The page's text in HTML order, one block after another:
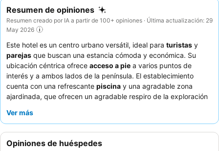
Resumen de opiniones
Resumen creado por IA a partir de 100+ opiniones · Última actualización: 29
May 2026
Este hotel es un centro urbano versátil, ideal para turistas y
parejas que buscan una estancia cómoda y económica. Su
ubicación céntrica ofrece acceso a pie a varios puntos de
interés y a ambos lados de la península. El establecimiento
cuenta con una refrescante piscina y una agradable zona
ajardinada, que ofrecen un agradable respiro de la exploración
personal atento y amable
tranquila, considere solicitar una habitación que no dé a la calle.
Ver más
Opiniones de huéspedes